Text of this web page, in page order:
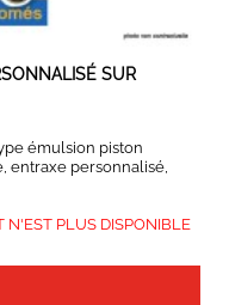
SUR
émulsion piston
entraxe personnalisé,
N'EST PLUS DISPONIBLE